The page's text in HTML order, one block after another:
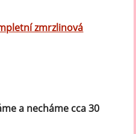
zmrzlinová
a necháme cca 30